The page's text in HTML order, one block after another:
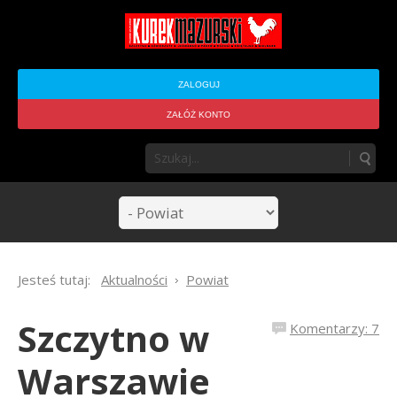
ZALOGUJ
ZAŁÓŻ KONTO
Jesteś tutaj: Aktualności Powiat
Komentarzy: 7
Szczytno w
Warszawie